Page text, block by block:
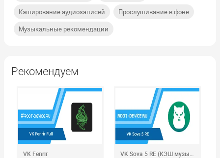
Кэширование аудиозаписей Прослушивание в фоне
Музыкальные рекомендации
Рекомендуем
VK Fenrir